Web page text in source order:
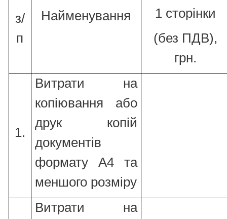
з/
п
Найменування
1 сторінки
(без ПДВ),
грн.
1.
Витрати на
копіювання або
друк копій
документів
формату А4 та
меншого розміру
Витрати на